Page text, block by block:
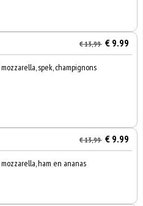
€ 13,99 € 9.99
spek, champignons
€ 13,99 € 9.99
ham en ananas